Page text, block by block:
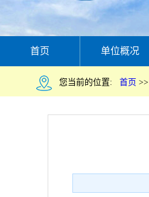
首页 单位概况
您当前的位置: 首页 >>